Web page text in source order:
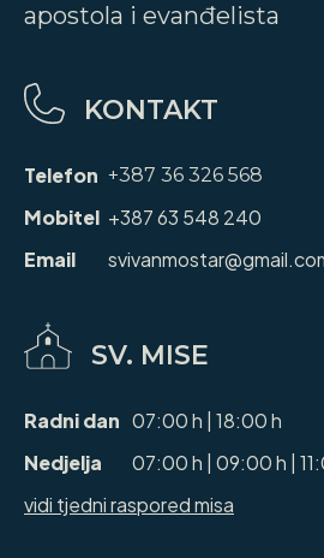
apostola i evanđelista
KONTAKT
Telefon +387 36 326 568
Mobitel +387 63 548 240
Email
SV. MISE
Radni dan 07:00 h | 18:00 h
Nedjelja
07:00 h | 09:00 h |
vidi tjedni raspored misa